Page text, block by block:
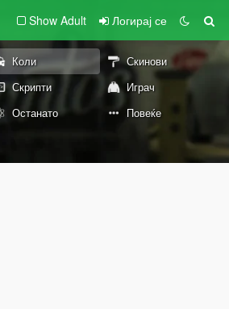
Show Adult Логирај се
Коли
Скинови
Скрипти
Играч
Останато Повеќе